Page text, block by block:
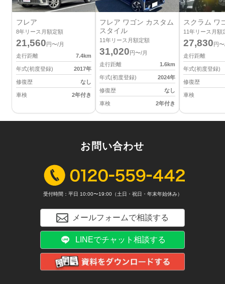
フレア
8年リース月額定額
21,560円〜/月
走行距離
7.4km
年式(初度登録) 2017年
修復歴 なし
車検 2年付き
フレア ワゴン カスタム
スタイル
11年リース月額定額
31,020円〜/月
走行距離
1.6km
年式(初度登録) 2024年
修復歴 なし
車検 2年付き
スクラム ワ
11年リース月額
27,830円
走行距離
年式(初度登録)
修復歴
車検
お問い合わせ
受付時間：平日 10:00〜19:00（土日・祝日・年末年始休み）
メールフォームで相談する
LINEでチャット相談する